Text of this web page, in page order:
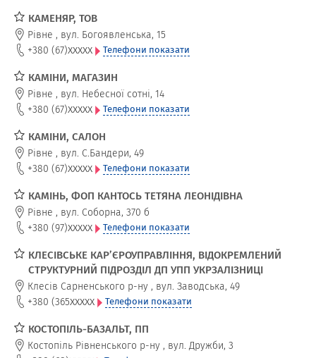
КАМЕНЯР, ТОВ
Рівне , вул. Богоявленська, 15
+380 (67)xxxxx Телефони показати
КАМІНИ, МАГАЗИН
Рівне , вул. Небесної сотні, 14
+380 (67)xxxxx Телефони показати
КАМІНИ, САЛОН
Рівне , вул. С.Бандери, 49
+380 (67)xxxxx Телефони показати
КАМІНЬ, ФОП КАНТОСЬ ТЕТЯНА ЛЕОНІДІВНА
Рівне , вул. Соборна, 370 б
+380 (97)xxxxx Телефони показати
КЛЕСІВСЬКЕ КАР’ЄРОУПРАВЛІННЯ, ВІДОКРЕМЛЕНИЙ
СТРУКТУРНИЙ ПІДРОЗДІЛ ДП УПП УКРЗАЛІЗНИЦІ
Клесів Сарненського р-ну , вул. Заводська, 49
+380 (365xxxxx Телефони показати
КОСТОПІЛЬ-БАЗАЛЬТ, ПП
Костопіль Рівненського р-ну , вул. Дружби, 3